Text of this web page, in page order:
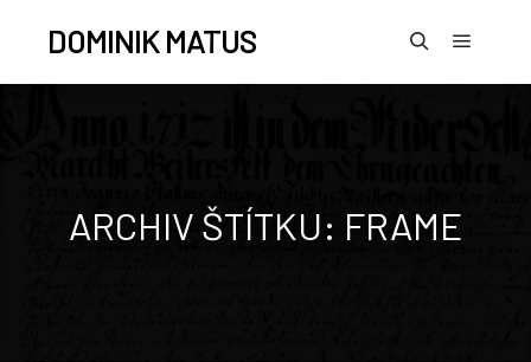
DOMINIK MATUS
ARCHIV ŠTÍTKU: FRAME